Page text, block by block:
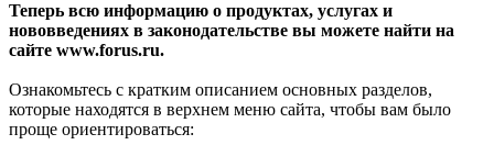
Теперь всю информацию о продуктах, услугах и
нововведениях в законодательстве вы можете найти на
сайте www.forus.ru.
Ознакомьтесь с кратким описанием основных разделов,
которые находятся в верхнем меню сайта, чтобы вам было
проще ориентироваться: